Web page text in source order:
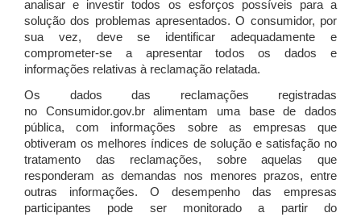
analisar e investir todos os esforços possíveis para a
solução dos problemas apresentados. O consumidor, por
sua vez, deve se identificar adequadamente e
comprometer-se a apresentar todos os dados e
informações relativas à reclamação relatada.
Os dados das reclamações registradas
no Consumidor.gov.br alimentam uma base de dados
pública, com informações sobre as empresas que
obtiveram os melhores índices de solução e satisfação no
tratamento das reclamações, sobre aquelas que
responderam as demandas nos menores prazos, entre
outras informações. O desempenho das empresas
participantes pode ser monitorado a partir do